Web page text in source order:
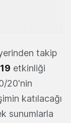
takip
etkinliği
20'nin
katılacağı
sunumlarla